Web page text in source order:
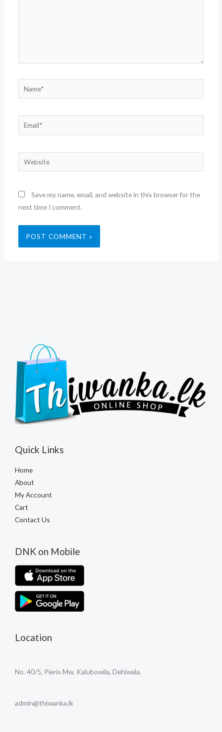
Name*
Email*
Website
Save my name, email, and website in this browser for the
next time I comment.
Quick Links
Home
About
My Account
Cart
Contact Us
DNK on Mobile
Location
No. 40/5, Pieris Mw, Kalubowila, Dehiwala.
admin@thiwanka.lk